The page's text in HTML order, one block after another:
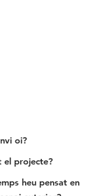
oi?
el projecte?
heu pensat en